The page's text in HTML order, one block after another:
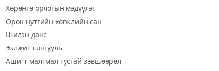
Хөрөнгө орлогын мэдүүлэг
Орон нутгийн хөгжлийн сан
Шилэн данс
Ээлжит сонгууль
Ашигт малтмал тусгай зөвшөөрөл